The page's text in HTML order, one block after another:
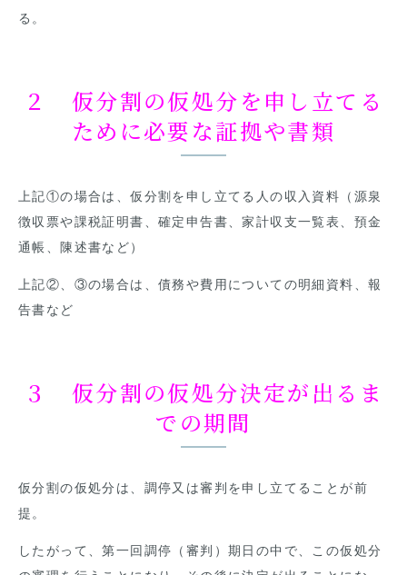
る。
２ 仮分割の仮処分を申し立てる
ために必要な証拠や書類
上記①の場合は、仮分割を申し立てる人の収入資料（源泉
徴収票や課税証明書、確定申告書、家計収支一覧表、預金
通帳、陳述書など）
上記②、③の場合は、債務や費用についての明細資料、報
告書など
３ 仮分割の仮処分決定が出るま
での期間
仮分割の仮処分は、調停又は審判を申し立てることが前
提。
したがって、第一回調停（審判）期日の中で、この仮処分